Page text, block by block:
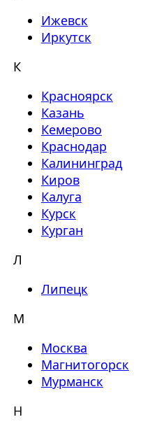
Ижевск
Иркутск
К
Красноярск
Казань
Кемерово
Краснодар
Калининград
Киров
Калуга
Курск
Курган
Л
Липецк
М
Москва
Магнитогорск
Мурманск
Н